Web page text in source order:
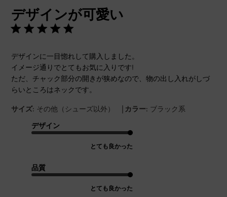
デザインが可愛い
デザインに一目惚れして購入しました。
イメージ通りでとてもお気に入りです!
ただ、チャック部分の開きが狭めなので、物の出し入れがしづ
らいところはネックです。
サイズ: その他（シューズ以外） | カラー: ブラック系
デザイン
とても良かった
品質
とても良かった